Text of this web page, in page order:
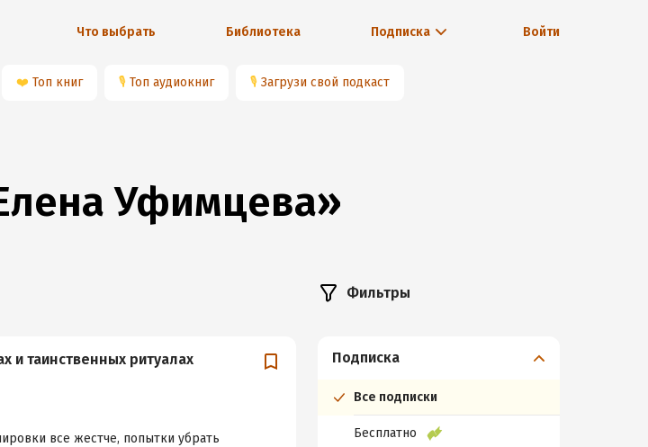
Что выбрать Библиотека Подписка Войти
❤️ Топ книг 🎙 Топ аудиокниг 🎙 Загрузи свой подкаст
Уфимцева»
и таинственных ритуалах
все жестче, попытки убрать
Фильтры
Подписка
Все подписки
Бесплатно